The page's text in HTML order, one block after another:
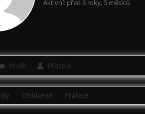
Aktivní: před 3 roky, 5 měsíců
Profil Přátelé
Oblíbené Přátelé